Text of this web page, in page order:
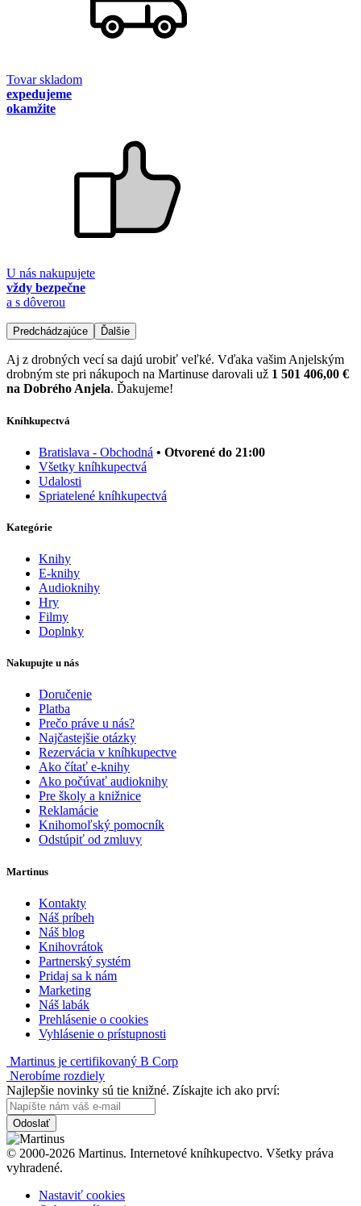
Tovar skladom
expedujeme
okamžite
U nás nakupujete
vždy bezpečne
a s dôverou
Predchádzajúce Ďalšie
Aj z drobných vecí sa dajú urobiť veľké. Vďaka vašim Anjelským
drobným ste pri nákupoch na Martinuse darovali už 1 501 406,00 €
na Dobrého Anjela. Ďakujeme!
Kníhkupectvá
Bratislava - Obchodná • Otvorené do 21:00
Všetky kníhkupectvá
Udalosti
Spriatelené kníhkupectvá
Kategórie
Knihy
E-knihy
Audioknihy
Hry
Filmy
Doplnky
Nakupujte u nás
Doručenie
Platba
Prečo práve u nás?
Najčastejšie otázky
Rezervácia v kníhkupectve
Ako čítať e-knihy
Ako počúvať audioknihy
Pre školy a knižnice
Reklamácie
Knihomoľský pomocník
Odstúpiť od zmluvy
Martinus
Kontakty
Náš príbeh
Náš blog
Knihovrátok
Partnerský systém
Pridaj sa k nám
Marketing
Náš labák
Prehlásenie o cookies
Vyhlásenie o prístupnosti
Martinus je certifikovaný B Corp
Nerobíme rozdiely
Najlepšie novinky sú tie knižné. Získajte ich ako prví:
Odoslať
© 2000-2026 Martinus. Internetové kníhkupectvo. Všetky práva
vyhradené.
Nastaviť cookies